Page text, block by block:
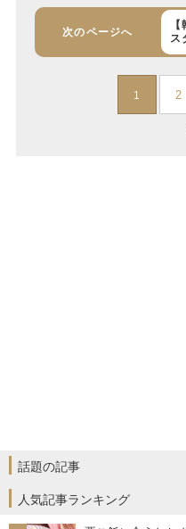
次のページへ
ス
1 2
話題の記事
人気記事ランキング